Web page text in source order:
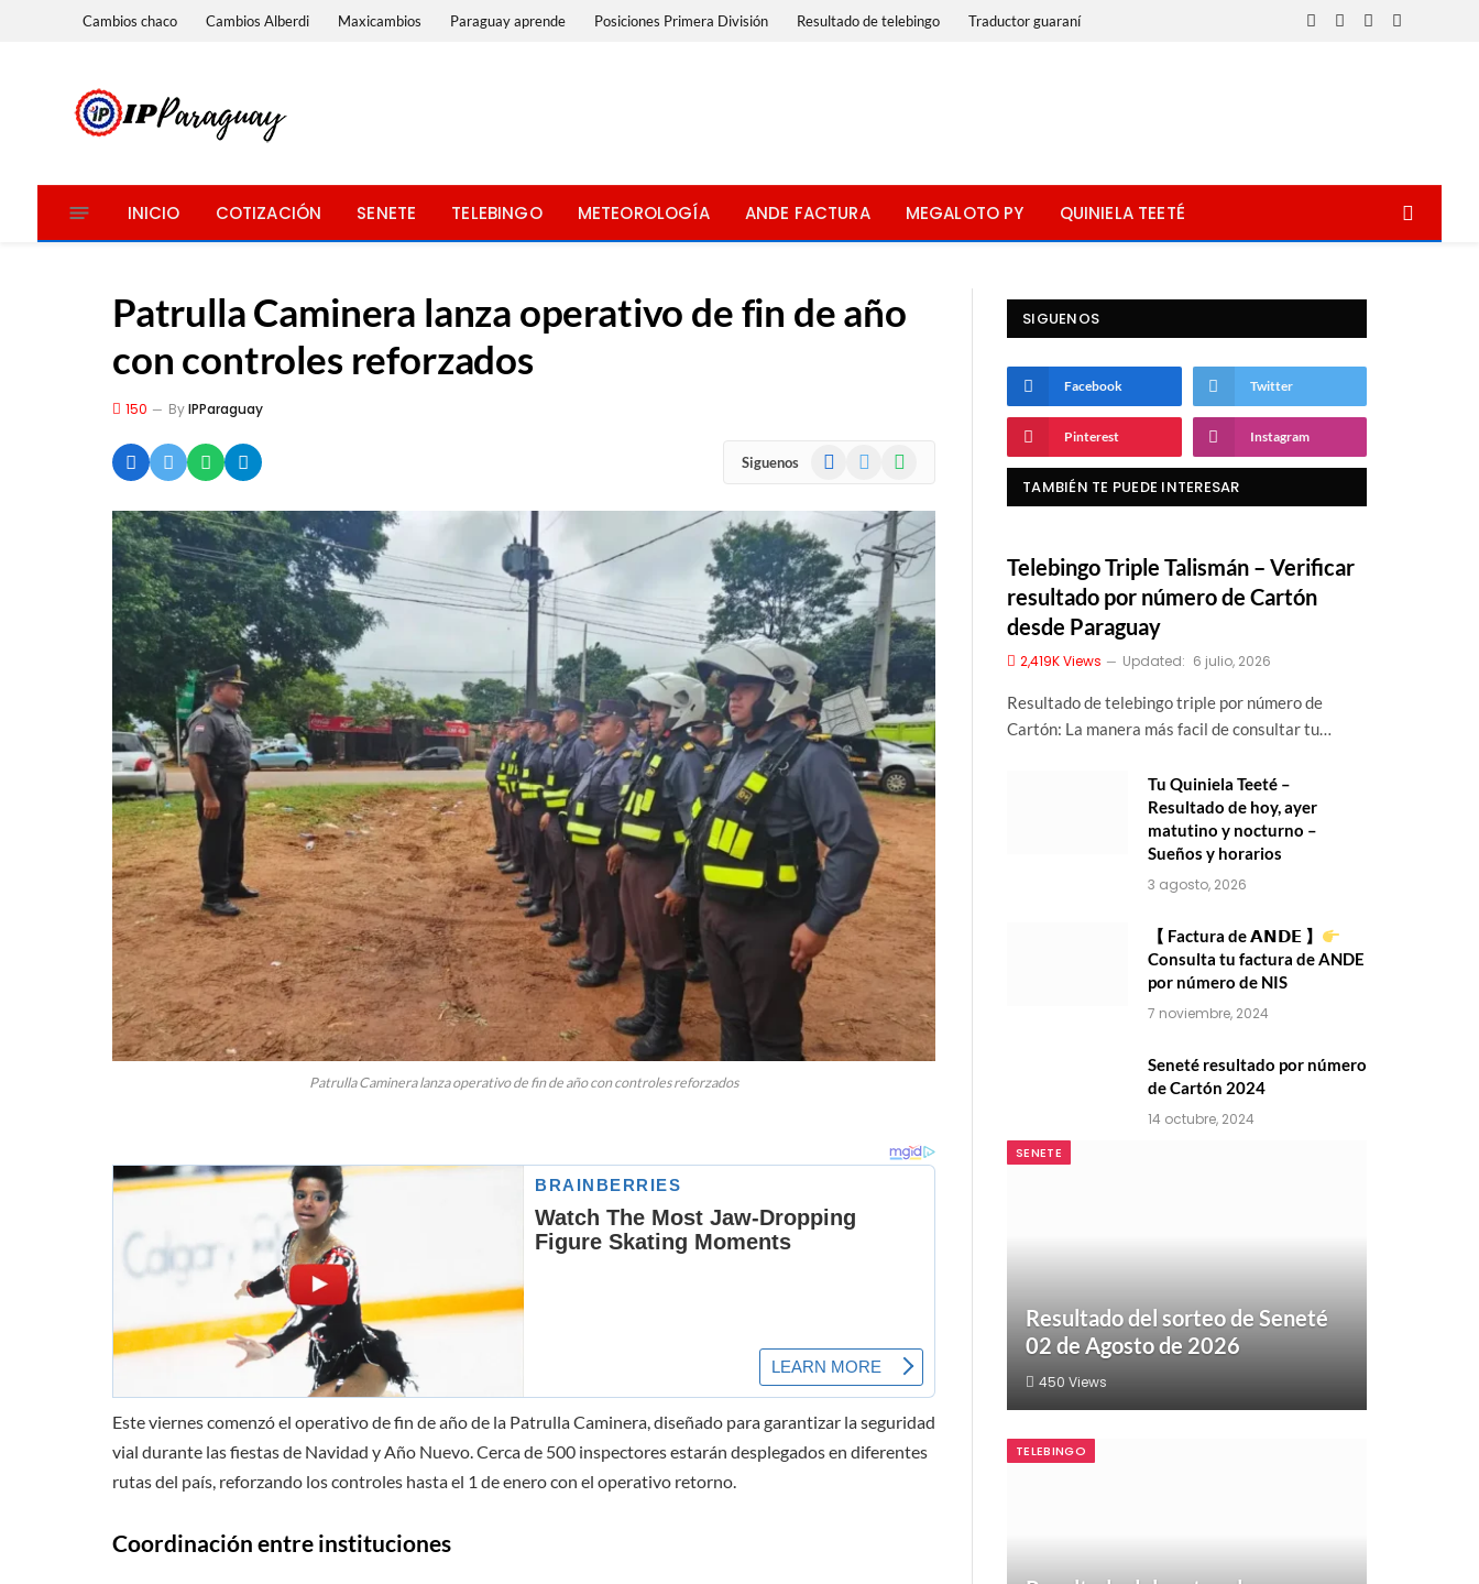
Cambios chaco Cambios Alberdi Maxicambios Paraguay aprende Posiciones Primera División Resultado de telebingo Traductor guaraní
Facebook
X
InstagramWhatsApp
INICIO COTIZACIÓN SENETE TELEBINGO METEOROLOGÍA ANDE FACTURA MEGALOTO PY QUINIELA TEETÉ
Patrulla Caminera lanza operativo de fin de año
con controles reforzados
150 ByIPParaguay
Siguenos Facebook WhatsApp
Patrulla Caminera lanza operativo de fin de año con controles reforzados
Este viernes comenzó el operativo de fin de año de la Patrulla Caminera, diseñado para garantizar la seguridad
vial durante las fiestas de Navidad y Año Nuevo. Cerca de 500 inspectores estarán desplegados en diferentes
rutas del país, reforzando los controles hasta el 1 de enero con el operativo retorno.
Coordinación entre instituciones
SIGUENOS
Facebook Twitter
Pinterest Instagram
TAMBIÉN TE PUEDE INTERESAR
Telebingo Triple Talismán – Verificar
resultado por número de Cartón
desde Paraguay
2,419KViews Updated: 6 julio, 2026
Resultado de telebingo triple por número de
Cartón: La manera más facil de consultar tu…
Tu Quiniela Teeté –
Resultado de hoy, ayer
matutino y nocturno –
Sueños y horarios
3 agosto, 2026
【 Factura de 𝗔𝗡𝗗𝗘 】
Consulta tu factura de ANDE
por número de NIS
7 noviembre, 2024
Seneté resultado por número
de Cartón 2024
14 octubre, 2024
SENETE
Resultado del sorteo de Seneté
02 de Agosto de 2026
450 Views
TELEBINGO